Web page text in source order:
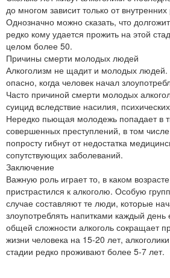
до многом зависит только от
Однозначно можно сказать, что
редко кому удается прожить на этой
целом более 50.
Причины смерти молодых людей
Алкоголизм не щадит и молодых
опасно, когда человек начал
Часто причиной смерти молодых
суицид вследствие насилия,
Нередко пьющая молодежь попадает в
совершенных преступлений, в том
попросту гибнут от недостатка
сопутствующих заболеваний.
Заключение
Важную роль играет то, в каком
пристрастился к алкоголю. Особую
случае составляют те люди, которые
злоупотреблять напитками каждый
общей сложности алкоголь сокращает
жизни человека на 15-20 лет,
стадии редко проживают более 5-7 лет.